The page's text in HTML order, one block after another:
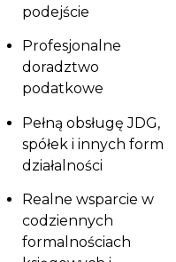
podejście
Profesjonalne
doradztwo
podatkowe
Pełną obsługę JDG,
spółek i innych form
działalności
Realne wsparcie w
codziennych
formalnościach